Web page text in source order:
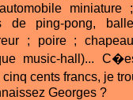
de ping-pong,
; poire ;
music-hall)...
cinq cents francs, je
Georges ?